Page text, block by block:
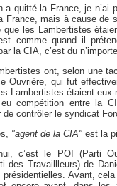
quitté la France, je n’ai
France, mais à cause de
que les Lambertistes
comme quand il
la CIA, c’est du
ont, selon une
Ouvrière, qui fut
Lambertistes étaient
compétition entre la
de contrôler le syndicat
"agent de la CIA" est la
c’est le POI (Parti
des Travaillleurs) de
Avant, cela